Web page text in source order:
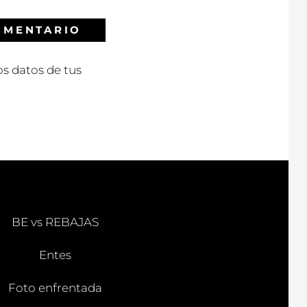
datos de tus
BE vs REBAJAS
Entes
Foto enfrentada